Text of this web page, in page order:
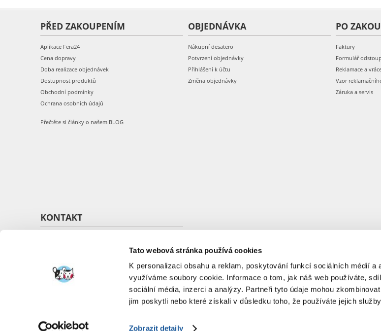
Tato webová stránka používá cookies
K personalizaci obsahu a reklam, poskytování funkcí sociálních médií a
využíváme soubory cookie. Informace o tom, jak náš web používáte,
sociální média, inzerci a analýzy. Partneři tyto údaje mohou
jim poskytli nebo které získali v důsledku toho, že používáte jejich
Zobrazit detaily
PŘED ZAKOUPENÍM
Aplikace Fera24
Cena dopravy
Doba realizace objednávek
Dostupnost produktů
Obchodní podmínky
Ochrana osobních údajů
Přečtěte si články o našem BLOG
OBJEDNÁVKA
Nákupní desatero
Potvrzení objednávky
Přihlášení k účtu
Změna objednávky
PO
Faktury
Formulář
Reklamace a
Vzor
Záruka a servis
KONTAKT